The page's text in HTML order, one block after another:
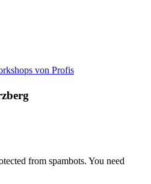
from spambots. You need